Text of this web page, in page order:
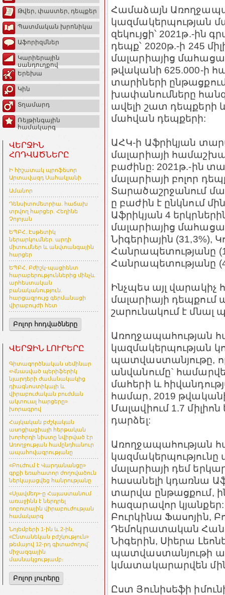
Թվեր, փաստեր, դեպքեր
Պատմական խրոնիկա
Աֆորիզմներ
Կարիերային
սանդուղքով
Երեխա
Կին
Տղամարդ
Ռեյթինգային
համակարգ
ՎԵՐՋԻՆ
ՀՈԴՎԱԾՆԵՐԸ
Ի հիշատակ պրոֆեսոր
Արտավազդ Սահակյանի
Ամանոր
Դենսիտոմետրիա. հաճախ
տրվող հարցեր. Հեղինե
Չոլոյան
ԵՊԲՀ. Էսթետիկ
ներարկումներ. արդի
միտումներ և անվտանգային
հարցեր
ԵՊԲՀ. Բժիշկ-պացիենտ
հարաբերություններից մինչև
արհեստական
բանականություն.
հարցազրույց գերմանացի
վիրաբույժի հետ
Բոլոր հոդվածները
ՎԵՐՋԻՆ ԼՈՒՐԵՐԸ
Գիտագործնական սեմինար
«Վնասված պերիֆերիկ
նյարդերի ժամանակակից
դիագնոստիկայի և
վիրաբուժական բուժման
ակտուալ հարցերը»
խորագրով
Հայկական բժշկական
ասոցիացիայի հերթական
խորհրդի նիստը նվիրված էր
Առողջության համընդհանուր
ապահովագրությանը
«Բուժում է Վարդանանցը»
գրքի եռահատոր ժողովածուն
ներկայացվեց հանրությանը
«Սլավմեդ»-ը Հայաստանում
առաջինն է ներդրել
ռոբոտային վիրաբուժության
համակարգ
Նոյեմբերի 1-ին և 2-ին,
«Ընտանեկան բժշկություն»
թեմայով 12-րդ գիտաժողով՝
միջազգային
մասնակցությամբ։
Բոլոր լուրերը
Համաձայն
կազմակերպության
զեկույցի՝ 2021թ.-ին
դեպք՝ 2020թ.-ի 245
մալարիայից
թվականի 625.000-ի
տարիների
խափանումները
ավելի շատ դեպքերի
մահվան դեպքերի:
ԱՀԿ-ի Աֆրիկյան
մալարիայի
բաժինը: 2021թ.-ին
մալարիայի բոլոր
Տարածաշրջանում
ը բաժին է ընկնում
Աֆրիկյան 4
մալարիայից
Նիգերիային (31,3%),
Հանրապետությանը
Հանրապետությանը
Ինչպես այլ վարակիչ
մալարիայի դեպքում
շարունակում է
Առողջապահության
կազմակերպության
պատվաստանյութը,
անվանումը`
մահերի և
համար, 2019
Մալավիում 1.7
դարձել:
Առողջապահության
կազմակերպությունը
մալարիայի դեմ
հասանելի կդառնա
տարվա ընթացքում,
հազարավոր կյանքեր:
Բուրկինա Ֆասոյին,
Դեմոկրատական
Նիգերին, Սիերա
պատվաստանյութի
կմատակարարվեն
Ըստ Յունիսեֆի